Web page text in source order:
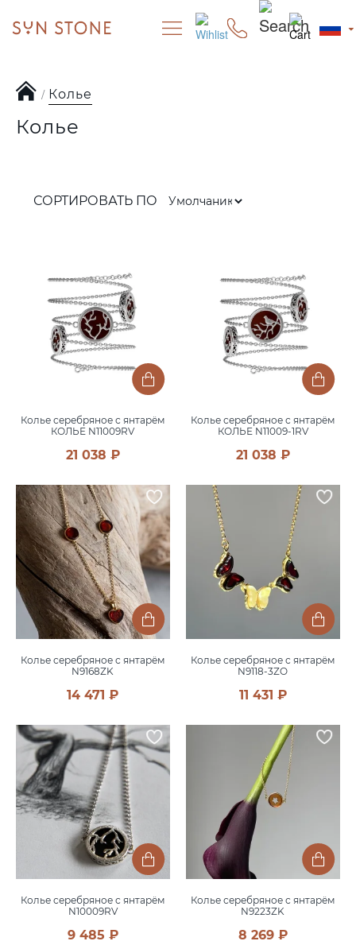
Колье
Колье
СОРТИРОВАТЬ ПО
Колье серебряное с янтарём
КОЛЬЕ N11009RV
21 038 ₽
Колье серебряное с янтарём
КОЛЬЕ N11009-1RV
21 038 ₽
Колье серебряное с янтарём
N9168ZK
14 471 ₽
Колье серебряное с янтарём
N9118-3ZO
11 431 ₽
Колье серебряное с янтарём
N10009RV
9 485 ₽
Колье серебряное с янтарём
N9223ZK
8 269 ₽